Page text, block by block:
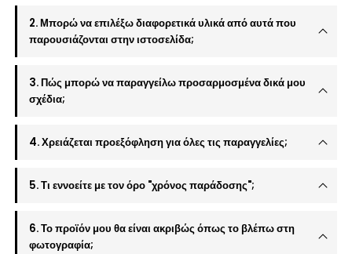
2. Μπορώ να επιλέξω διαφορετικά υλικά από αυτά που
παρουσιάζονται στην ιστοσελίδα;
3. Πώς μπορώ να παραγγείλω προσαρμοσμένα δικά μου
σχέδια;
4. Χρειάζεται προεξόφληση για όλες τις παραγγελίες;
5. Τι εννοείτε με τον όρο "χρόνος παράδοσης";
6. Το προϊόν μου θα είναι ακριβώς όπως το βλέπω στη
φωτογραφία;